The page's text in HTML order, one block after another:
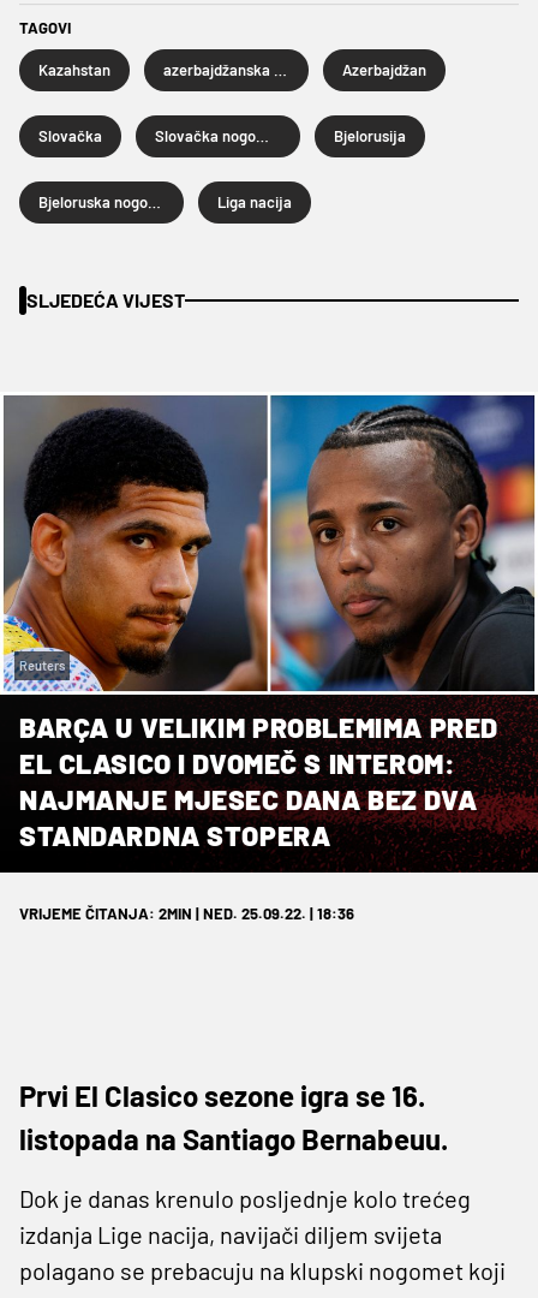
TAGOVI
Kazahstan Azerbajdžan
Slovačka Bjelorusija
Liga nacija
SLJEDEĆA VIJEST
Reuters
BARÇA U VELIKIM PROBLEMIMA PRED
EL CLASICO I DVOMEČ S INTEROM:
NAJMANJE MJESEC DANA BEZ DVA
STANDARDNA STOPERA
VRIJEME ČITANJA: 2MIN | NED. 25.09.22. | 18:36
Prvi El Clasico sezone igra se 16.
listopada na Santiago Bernabeuu.
Dok je danas krenulo posljednje kolo trećeg
izdanja Lige nacija, navijači diljem svijeta
polagano se prebacuju na klupski nogomet koji